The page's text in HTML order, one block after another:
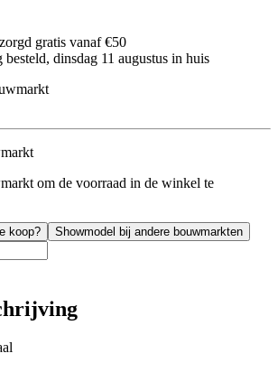
gratis vanaf €50
besteld, dinsdag 11 augustus in huis
om de voorraad in de winkel te
koop? Showmodel bij andere bouwmarkten